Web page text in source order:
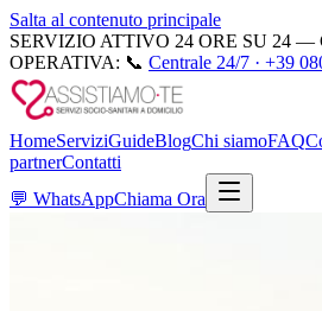
Salta al contenuto principale
SERVIZIO ATTIVO 24 ORE SU 24 —
OPERATIVA: 📞 Centrale 24/7 · +39
HomeServiziGuideBlogChi siamoFAQ
partnerContatti
💬 WhatsAppChiama Ora